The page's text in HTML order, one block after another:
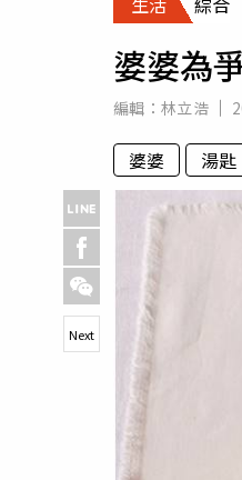
婆婆為
編輯： 林立浩
婆婆 湯匙
Next